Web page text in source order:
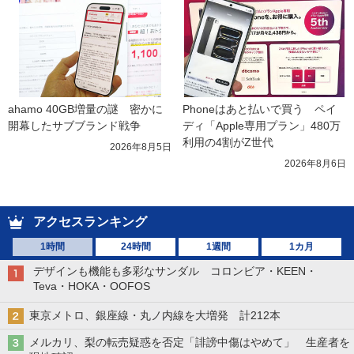
ahamo 40GB増量の謎　密かに
開幕したサブブランド戦争
2026年8月5日
Phoneはあと払いで買う　ペイ
ディ「Apple専用プラン」480万
利用の4割がZ世代
2026年8月6日
アクセスランキング
1時間 24時間 1週間 1カ月
デザインも機能も多彩なサンダル コロンビア・KEEN・
Teva・HOKA・OOFOS
東京メトロ、銀座線・丸ノ内線を大増発 計212本
メルカリ、梨の転売疑惑を否定「誹謗中傷はやめて」 生産者を